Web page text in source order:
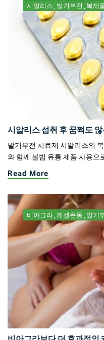
시알리스 발기부전 복제
시알리스 섭취 후 꿈쩍도
발기부전 치료제 시알리스의
와 함께 불법 유통 제품 사용으
Read More
비아그라 케겔운동 발기